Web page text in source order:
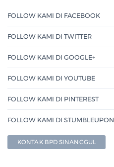
FOLLOW KAMI DI FACEBOOK
FOLLOW KAMI DI TWITTER
FOLLOW KAMI DI GOOGLE+
FOLLOW KAMI DI YOUTUBE
FOLLOW KAMI DI PINTEREST
FOLLOW KAMI DI STUMBLEUPON
KONTAK BPD SINANGGUL